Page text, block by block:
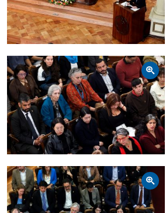
Zoom
Zoom